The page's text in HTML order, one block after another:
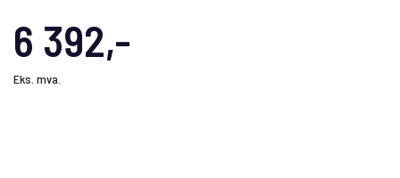
6 392,-
Eks. mva.